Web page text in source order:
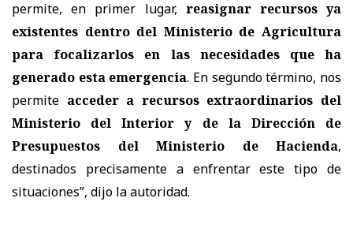
permite, en primer lugar, reasignar recursos ya
existentes dentro del Ministerio de Agricultura
para focalizarlos en las necesidades que ha
generado esta emergencia. En segundo término, nos
permite acceder a recursos extraordinarios del
Ministerio del Interior y de la Dirección de
Presupuestos del Ministerio de Hacienda,
destinados precisamente a enfrentar este tipo de
situaciones”, dijo la autoridad.